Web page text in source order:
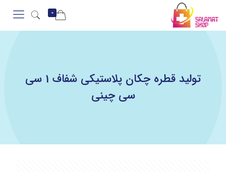
0
تولید قطره چکان پلاستیکی شفاف 1 سی
سی چینی